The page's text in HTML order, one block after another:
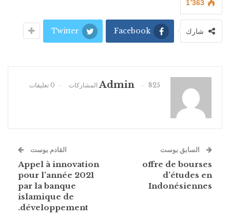
1٬363
شارك Facebook
Twitter
Admin 825 المشاركات 0 تعليقات
السابق بوست
offre de bourses
d’études en
Indonésiennes
القادم بوست
Appel à innovation
pour l’année 2021
par la banque
islamique de
développement.